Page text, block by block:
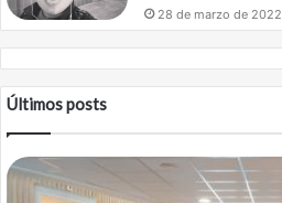
28 de marzo de 2022
Últimos posts